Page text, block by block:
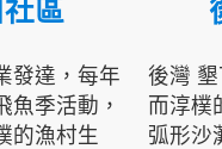
區
發達，每年
魚季活動，
的漁村生
後灣
而淳樸
弧形沙